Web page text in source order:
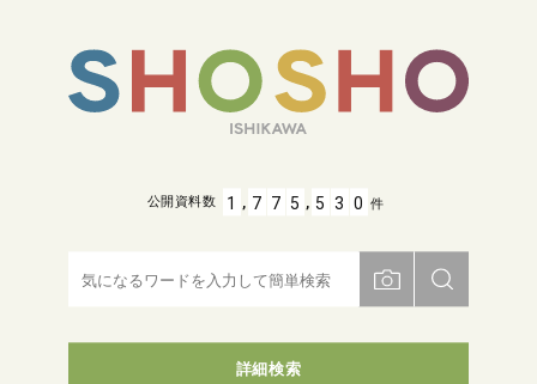
詳細検索
公開資料数 1 , 7 7 5 , 5 3 0 件